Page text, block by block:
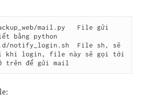
mail.py   File gửi
bằng python
notify_login.sh  File sh, sẽ
khi login, file này sẽ gọi tới
trên để gửi mail